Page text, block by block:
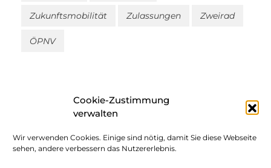
Cookie-Zustimmung
verwalten
Wir verwenden Cookies. Einige sind nötig, damit Sie diese Webseite
sehen, andere verbessern das Nutzererlebnis.
Zukunftsmobilität Zulassungen Zweirad
ÖPNV
Impressum